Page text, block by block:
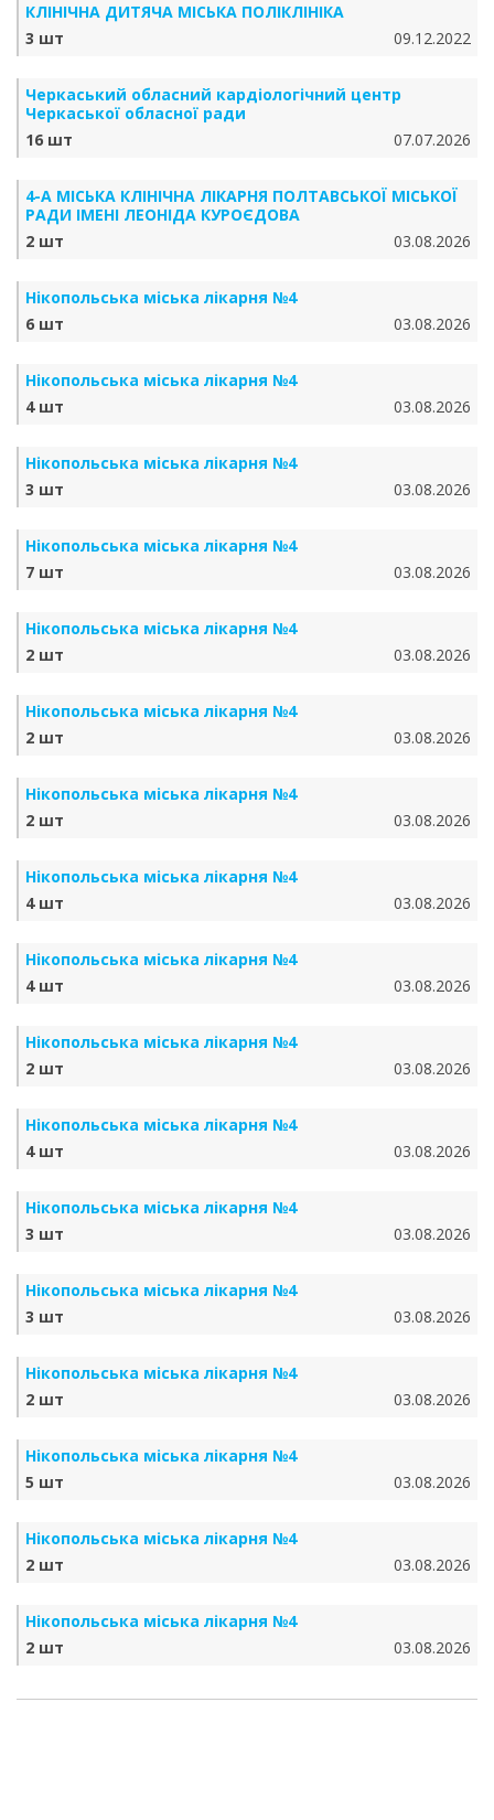
КЛІНІЧНА ДИТЯЧА МІСЬКА ПОЛІКЛІНІКА
3 шт
09.12.2022
Черкаський обласний кардіологічний центр
Черкаської обласної ради
16 шт
07.07.2026
4-А МІСЬКА КЛІНІЧНА ЛІКАРНЯ ПОЛТАВСЬКОЇ МІСЬКОЇ
РАДИ ІМЕНІ ЛЕОНІДА КУРОЄДОВА
2 шт
03.08.2026
Нікопольська міська лікарня №4
6 шт
03.08.2026
Нікопольська міська лікарня №4
4 шт
03.08.2026
Нікопольська міська лікарня №4
3 шт
03.08.2026
Нікопольська міська лікарня №4
7 шт
03.08.2026
Нікопольська міська лікарня №4
2 шт
03.08.2026
Нікопольська міська лікарня №4
2 шт
03.08.2026
Нікопольська міська лікарня №4
2 шт
03.08.2026
Нікопольська міська лікарня №4
4 шт
03.08.2026
Нікопольська міська лікарня №4
4 шт
03.08.2026
Нікопольська міська лікарня №4
2 шт
03.08.2026
Нікопольська міська лікарня №4
4 шт
03.08.2026
Нікопольська міська лікарня №4
3 шт
03.08.2026
Нікопольська міська лікарня №4
3 шт
03.08.2026
Нікопольська міська лікарня №4
2 шт
03.08.2026
Нікопольська міська лікарня №4
5 шт
03.08.2026
Нікопольська міська лікарня №4
2 шт
03.08.2026
Нікопольська міська лікарня №4
2 шт
03.08.2026